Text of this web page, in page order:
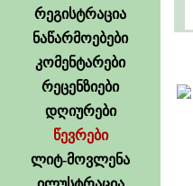
რეგისტრაცია
ნაწარმოებები
კომენტარები
რეცენზიები
დღიურები
წევრები
ლიტ-მოვლენა